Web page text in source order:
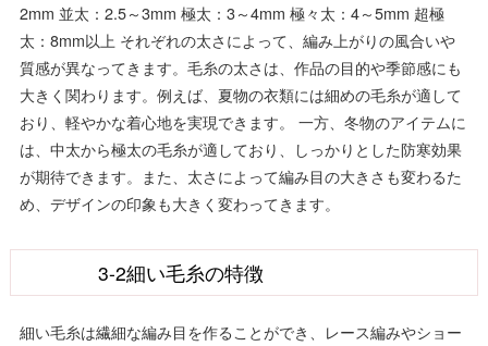
2mm 並太：2.5～3mm 極太：3～4mm 極々太：4～5mm 超極
太：8mm以上 それぞれの太さによって、編み上がりの風合いや
質感が異なってきます。毛糸の太さは、作品の目的や季節感にも
大きく関わります。例えば、夏物の衣類には細めの毛糸が適して
おり、軽やかな着心地を実現できます。 一方、冬物のアイテムに
は、中太から極太の毛糸が適しており、しっかりとした防寒効果
が期待できます。また、太さによって編み目の大きさも変わるた
め、デザインの印象も大きく変わってきます。
3-2細い毛糸の特徴
細い毛糸は繊細な編み目を作ることができ、レース編みやショー